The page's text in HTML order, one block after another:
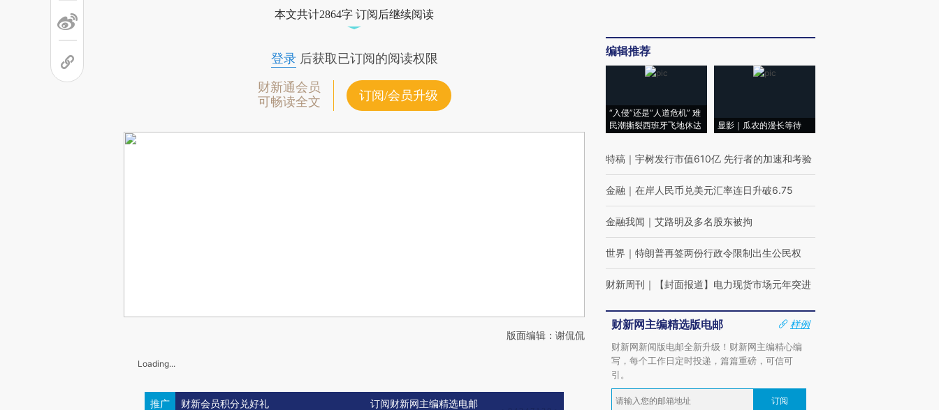
本文共计2864字 订阅后继续阅读
登录后获取已订阅的阅读权限
财新通会员
可畅读全文
订阅/会员升级
版面编辑：谢侃侃
Loading...
推广 财新会员积分兑好礼 订阅财新网主编精选电邮
编辑推荐
“入侵”还是“人道危机” 难
民潮撕裂西班牙飞地休达
显影｜瓜农的漫长等待
特稿 ｜ 宇树发行市值610亿 先行者的加速和考验
金融 ｜ 在岸人民币兑美元汇率连日升破6.75
金融我闻 ｜ 艾路明及多名股东被拘
世界 ｜ 特朗普再签两份行政令限制出生公民权
财新周刊 ｜ 【封面报道】电力现货市场元年突进
财新网主编精选版电邮
样例
财新网新闻版电邮全新升级！财新网主编精心编
写，每个工作日定时投递，篇篇重磅，可信可
引。
订阅